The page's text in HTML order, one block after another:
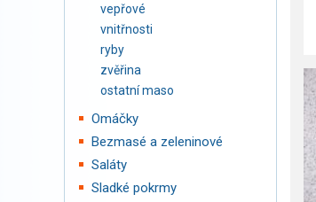
vepřové
vnitřnosti
ryby
zvěřina
ostatní maso
Omáčky
Bezmasé a zeleninové
Saláty
Sladké pokrmy